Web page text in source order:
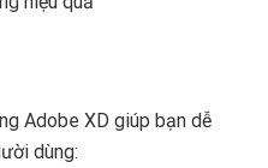
Adobe XD giúp bạn dễ
dùng: